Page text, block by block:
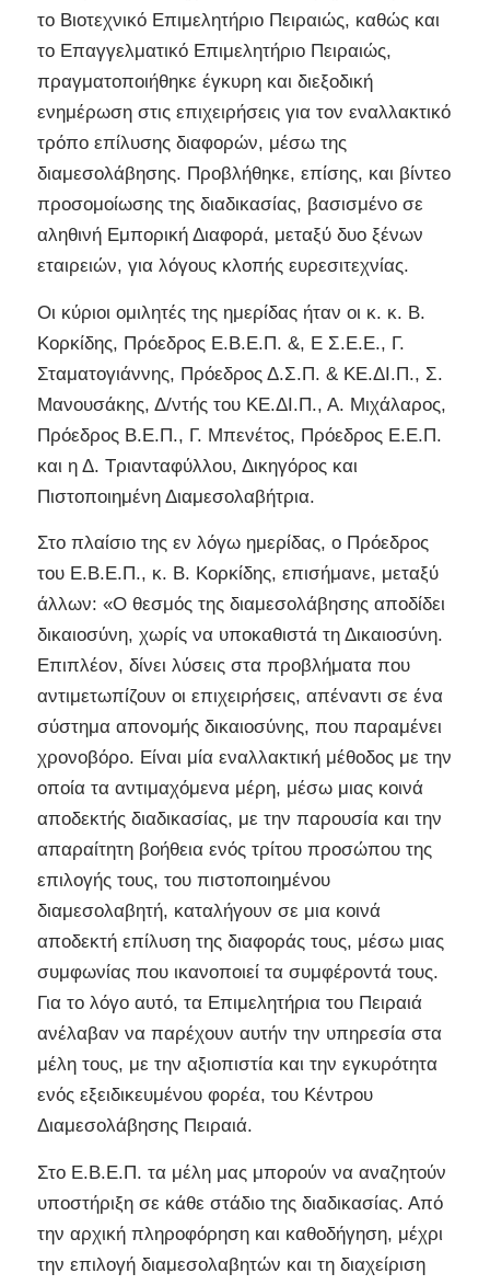
το Βιοτεχνικό Επιμελητήριο Πειραιώς, καθώς και
το Επαγγελματικό Επιμελητήριο Πειραιώς,
πραγματοποιήθηκε έγκυρη και διεξοδική
ενημέρωση στις επιχειρήσεις για τον εναλλακτικό
τρόπο επίλυσης διαφορών, μέσω της
διαμεσολάβησης. Προβλήθηκε, επίσης, και βίντεο
προσομοίωσης της διαδικασίας, βασισμένο σε
αληθινή Εμπορική Διαφορά, μεταξύ δυο ξένων
εταιρειών, για λόγους κλοπής ευρεσιτεχνίας.
Οι κύριοι ομιλητές της ημερίδας ήταν οι κ. κ. Β.
Κορκίδης, Πρόεδρος Ε.Β.Ε.Π. &, Ε Σ.Ε.Ε., Γ.
Σταματογιάννης, Πρόεδρος Δ.Σ.Π. & ΚΕ.ΔΙ.Π., Σ.
Μανουσάκης, Δ/ντής του ΚΕ.ΔΙ.Π., Α. Μιχάλαρος,
Πρόεδρος Β.Ε.Π., Γ. Μπενέτος, Πρόεδρος Ε.Ε.Π.
και η Δ. Τριανταφύλλου, Δικηγόρος και
Πιστοποιημένη Διαμεσολαβήτρια.
Στο πλαίσιο της εν λόγω ημερίδας, ο Πρόεδρος
του Ε.Β.Ε.Π., κ. Β. Κορκίδης, επισήμανε, μεταξύ
άλλων: «Ο θεσμός της διαμεσολάβησης αποδίδει
δικαιοσύνη, χωρίς να υποκαθιστά τη Δικαιοσύνη.
Επιπλέον, δίνει λύσεις στα προβλήματα που
αντιμετωπίζουν οι επιχειρήσεις, απέναντι σε ένα
σύστημα απονομής δικαιοσύνης, που παραμένει
χρονοβόρο. Είναι μία εναλλακτική μέθοδος με την
οποία τα αντιμαχόμενα μέρη, μέσω μιας κοινά
αποδεκτής διαδικασίας, με την παρουσία και την
απαραίτητη βοήθεια ενός τρίτου προσώπου της
επιλογής τους, του πιστοποιημένου
διαμεσολαβητή, καταλήγουν σε μια κοινά
αποδεκτή επίλυση της διαφοράς τους, μέσω μιας
συμφωνίας που ικανοποιεί τα συμφέροντά τους.
Για το λόγο αυτό, τα Επιμελητήρια του Πειραιά
ανέλαβαν να παρέχουν αυτήν την υπηρεσία στα
μέλη τους, με την αξιοπιστία και την εγκυρότητα
ενός εξειδικευμένου φορέα, του Κέντρου
Διαμεσολάβησης Πειραιά.
Στο Ε.Β.Ε.Π. τα μέλη μας μπορούν να αναζητούν
υποστήριξη σε κάθε στάδιο της διαδικασίας. Από
την αρχική πληροφόρηση και καθοδήγηση, μέχρι
την επιλογή διαμεσολαβητών και τη διαχείριση